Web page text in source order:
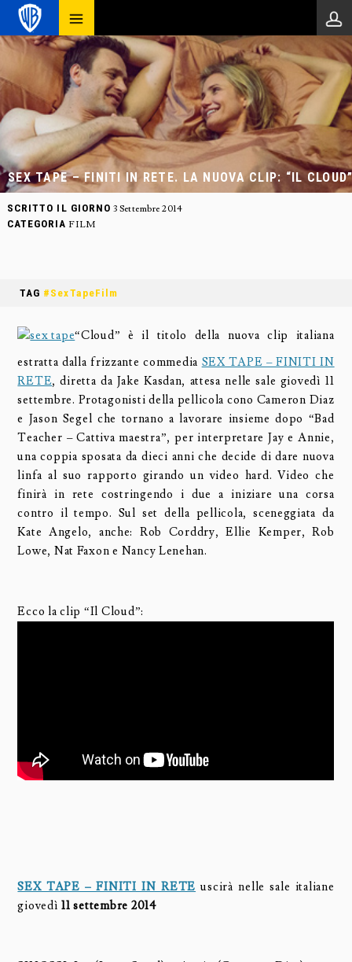
SEX TAPE – FINITI IN RETE. LA NUOVA CLIP: “IL
SCRITTO IL GIORNO 3 Settembre 2014
CATEGORIA FILM
TAG #SexTapeFilm
“Cloud” è il titolo della nuova clip italiana
estratta dalla frizzante commedia SEX TAPE – FINITI IN
RETE, diretta da Jake Kasdan, attesa nelle sale giovedì 11
settembre. Protagonisti della pellicola cono Cameron Diaz
e Jason Segel che tornano a lavorare insieme dopo “Bad
Teacher – Cattiva maestra”, per interpretare Jay e Annie,
una coppia sposata da dieci anni che decide di dare nuova
linfa al suo rapporto girando un video hard. Video che
finirà in rete costringendo i due a iniziare una corsa
contro il tempo. Sul set della pellicola, sceneggiata da
Kate Angelo, anche: Rob Corddry, Ellie Kemper, Rob
Lowe, Nat Faxon e Nancy Lenehan.
Ecco la clip “Il Cloud”:
SEX TAPE – FINITI IN RETE uscirà nelle sale italiane
giovedì 11 settembre 2014